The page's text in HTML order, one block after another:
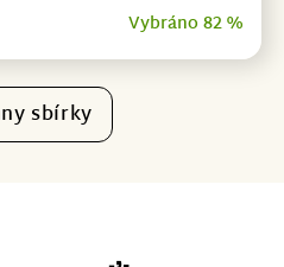
Vybráno 82 %
sbírky